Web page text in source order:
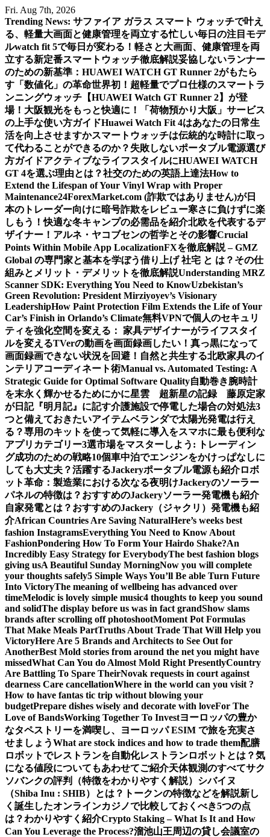
Skip
to
content
Fri. Aug 7th, 2026
Trending News: サファイア ガラス スマート ウォッチで叶え
る、軽量大画面と健康管理を両立する忙しい毎日の注目モデ
ルwatch fit 5で毎日が変わる！軽さと大画面、健康管理を両
立する新定番スマートウォッチ徹底解説妥協しないランナー
のための新基準：HUAWEI WATCH GT Runner 2がもたら
す「数値化」の革命世界初！超軽量でプロ仕様のスマートラ
ンニングウォッチ【HUAWEI Watch GT Runner 2】が登
場！ 大阪観光をもっと快適に！「荷物預かり大阪」サービス
の上手な使い方ガイドHuawei Watch Fit 4はあなたの日常生
活を向上させますかスマートウォッチは伝統的な時計に取っ
て代わることができるのか？ 失敗しないポータブル電源選び
方ガイドアクティブなライフスタイルにHUAWEI WATCH
GT 4を選ぶ理由とは？社交のための英語上達法How to
Extend the Lifespan of Your Vinyl Wrap with Proper
Maintenance24ForexMarket.com (詐欺ではありません)が日
本のトレーダー向けに暗号詐欺をレビュー寒さに負けずに楽
しもう！快適な冬キャンプの必需品を紹介北欧を代表するデ
ザイナー！アルネ・ヤコブセンの哲学とその影響Crucial
Points Within Mobile App LocalizationFXを徹底解説 – GMZ
Global の専門家と基本を学ぼう借り上げ 社宅 と は？その仕
組みとメリット・デメリットを徹底解説Understanding MRZ
Scanner SDK: Everything You Need to KnowUzbekistan’s
Green Revolution: President Mirziyoyev’s Visionary
LeadershipHow Paint Protection Film Extends the Life of Your
Car’s Finish in Orlando’s Climate無料VPNで個人のセキュリ
ティを強化空間を変える： 家具デザイナーがライフスタイ
ルを変えるTVerの動画を画面録画したい！真っ黒になって
画面録画できない状況を回避！ 自然と共生する北欧家具のイ
ンテリアコーディネート術Manual vs. Automated Testing: A
Strategic Guide for Optimal Software Quality自動巻き腕時計
を末永く輝かせるためにかに星雲 超新星の記録 藤原定家
が日記『明月記』に記す介護施設で停電した場合の対処法3
つと備えておきたいアイテムベランダで太陽光発電は行え
る？専用のキットを使って気軽に導入をスマホに最も便利な
アプリカテゴリー3選市場をマスターしよう: トレーディン
グ成功のための戦略10個車中泊でエンジンをかけっぱなしに
しても大丈夫？活躍するJackeryポータブル電源も紹介ロボ
ット革命：製造業における次なる夜明けJackeryのソーラー
パネルの特徴は？おすすめのJackeryソーラー発電機も紹介
自家発電とは？おすすめのJackery（ジャクリ）発電機も紹
介African Countries Are Saving NaturalHere’s weeks best
fashion InstagramsEverything You Need to Know About
FashionPondering How To Form Your Hairdo Shake?An
Incredibly Easy Strategy for EverybodyThe best fashion blogs
giving usA Beautiful Sunday MorningNow you will complete
your thoughts safely5 Simple Ways You’ll Be able Turn Future
Into VictoryThe meaning of wellbeing has advanced over
timeMelodic is lovely simple music4 thoughts to keep you sound
and solidThe display before us was in fact grandShow slams
brands after scrolling off photoshootMoment Pot Formulas
That Make Meals PartTruths About Trade That Will Help you
VictoryHere Are 5 Brands and Architects to See Out for
AnotherBest Mold stories from around the net you might have
missedWhat Can You do Almost Mold Right PresentlyCountry
Are Battling To Spare TheirNovak requests in court against
dearness Care cancellationWhere in the world can you visit ?
How to have fantas tic trip without blowing your
budgetPrepare dishes wisely and decorate with loveFor The
Love of BandsWorking Together To Investヨーロッパの豊か
なタペストリーを満喫し、ヨーロッパ ESIM で旅を充実さ
せましょうWhat are stock indices and how to trade them配膳
ロボットでレストランを自動化レストランロボットとは？気
になる値段についてもあわせてご紹介天体観測のすべてサク
ソバンクの評判（特徴をわかりやすく解説） シバイヌ
（Shiba Inu : SHIB）とは？トークンの特徴などを解説新し
く誕生したオンラインカジノで比較しておくべき5つの点
は？わかりやすく紹介Crypto Staking – What Is It and How
Can You Leverage the Process?溜池山王周辺の貸し会議室の